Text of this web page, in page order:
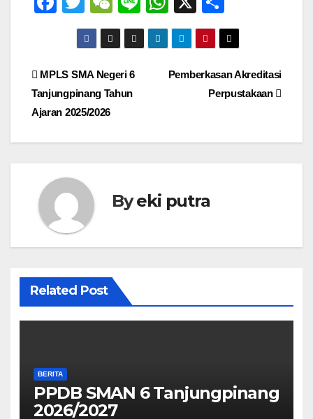
e
b
o
o
wi
tt
er
e
C
h
at
n
e
h
at
s
p
h
ar
e
Navigasi
pos
Pemberkasan Akreditasi
Perpustakaan
MPLS SMA Negeri 6
Tanjungpinang Tahun
Ajaran 2025/2026
Byeki putra
Related Post
BERITA
PPDB SMAN 6 Tanjungpinang
2026/2027